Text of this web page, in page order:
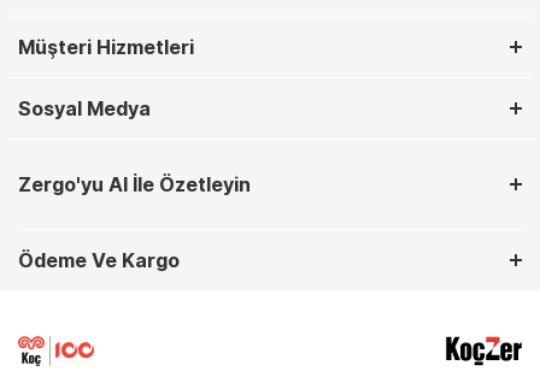
Müşteri Hizmetleri
Sosyal Medya
Zergo'yu AI İle Özetleyin
Ödeme Ve Kargo